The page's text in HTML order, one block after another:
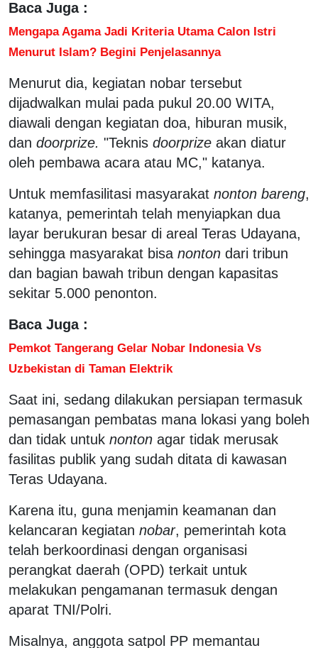
Baca Juga :
Mengapa Agama Jadi Kriteria Utama Calon Istri
Menurut Islam? Begini Penjelasannya
Menurut dia, kegiatan nobar tersebut
dijadwalkan mulai pada pukul 20.00 WITA,
diawali dengan kegiatan doa, hiburan musik,
dan doorprize. "Teknis doorprize akan diatur
oleh pembawa acara atau MC," katanya.
Untuk memfasilitasi masyarakat nonton bareng,
katanya, pemerintah telah menyiapkan dua
layar berukuran besar di areal Teras Udayana,
sehingga masyarakat bisa nonton dari tribun
dan bagian bawah tribun dengan kapasitas
sekitar 5.000 penonton.
Baca Juga :
Pemkot Tangerang Gelar Nobar Indonesia Vs
Uzbekistan di Taman Elektrik
Saat ini, sedang dilakukan persiapan termasuk
pemasangan pembatas mana lokasi yang boleh
dan tidak untuk nonton agar tidak merusak
fasilitas publik yang sudah ditata di kawasan
Teras Udayana.
Karena itu, guna menjamin keamanan dan
kelancaran kegiatan nobar, pemerintah kota
telah berkoordinasi dengan organisasi
perangkat daerah (OPD) terkait untuk
melakukan pengamanan termasuk dengan
aparat TNI/Polri.
Misalnya, anggota satpol PP memantau